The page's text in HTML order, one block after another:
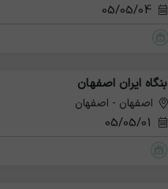
05/05/04
بنگاه ایران اصفهان
اصفهان - اصفهان